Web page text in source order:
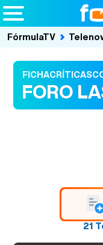
FórmulaTV
FICHACRÍTICAS
FORO
21